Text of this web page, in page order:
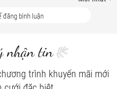
nhận tin
trình khuyến mãi mới